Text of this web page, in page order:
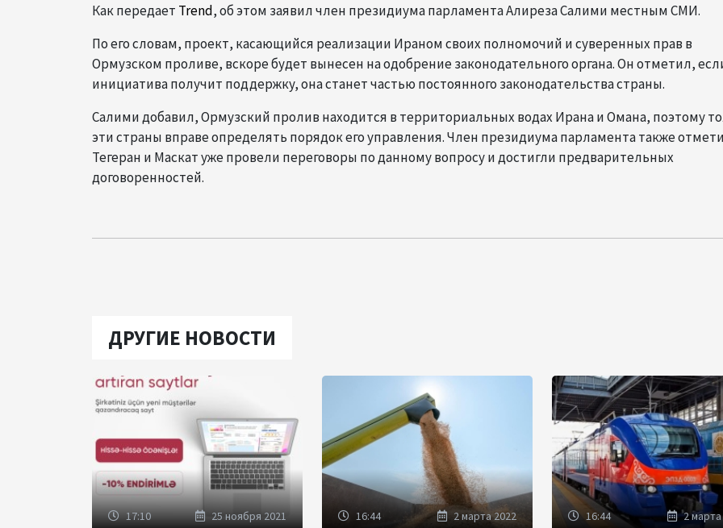
Как передает Trend, об этом заявил член президиума парламента Алиреза Салими местным СМИ.
По его словам, проект, касающийся реализации Ираном своих полномочий и суверенных прав в
Ормузском проливе, вскоре будет вынесен на одобрение законодательного органа. Он отметил,
инициатива получит поддержку, она станет частью постоянного законодательства страны.
Салими добавил, Ормузский пролив находится в территориальных водах Ирана и Омана, поэтому
эти страны вправе определять порядок его управления. Член президиума парламента также
Тегеран и Маскат уже провели переговоры по данному вопросу и достигли предварительных
договоренностей.
ДРУГИЕ НОВОСТИ
17:10 25 ноября 2021 16:44 2 марта 2022 16:44 2 марта